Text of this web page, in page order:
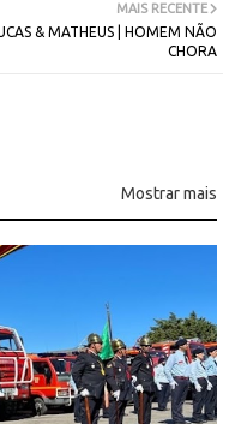
MAIS RECENTE
& MATHEUS | HOMEM NÃO
CHORA
Mostrar mais